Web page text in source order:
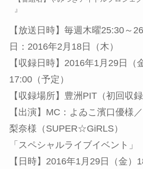
』
【放送日時】毎週木曜25:30～
日：2016年2月18日（木）
【収録日時】2016年1月29日（
17:00（予定）
【収録場所】豊洲PIT（初回収録
【出演】MC：よゐこ濱口優様
梨奈様（SUPER☆GiRLS）
「スペシャルライブイベント」
【日時】2016年1月29日（金）